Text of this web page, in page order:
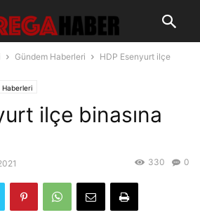
Gündem Haberleri
HDP Esenyurt ilçe
Haberleri
ilçe binasına
0
330